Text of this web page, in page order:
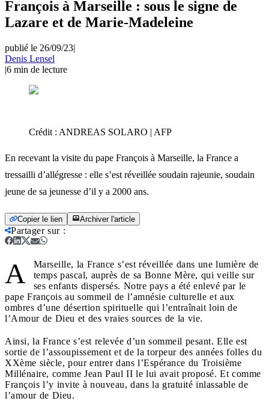
François à Marseille : sous le signe de
Lazare et de Marie-Madeleine
publié le 26/09/23|
Denis Lensel
|6 min de lecture
Crédit : ANDREAS SOLARO | AFP
En recevant la visite du pape François à Marseille, la France a
tressailli d’allégresse : elle s’est réveillée soudain rajeunie, soudain
jeune de sa jeunesse d’il y a 2000 ans.
Copier le lien Archiver l'article
Partager sur:
A
Marseille, la France s’est réveillée dans une lumière de
temps pascal, auprès de sa Bonne Mère, qui veille sur
ses enfants dispersés. Notre pays a été enlevé par le
pape François au sommeil de l’amnésie culturelle et aux
ombres d’une désertion spirituelle qui l’entraînait loin de
l’Amour de Dieu et des vraies sources de la vie.
Ainsi, la France s’est relevée d’un sommeil pesant. Elle est
sortie de l’assoupissement et de la torpeur des années folles du
XXème siècle, pour entrer dans l’Espérance du Troisième
Millénaire, comme Jean Paul II le lui avait proposé. Et comme
François l’y invite à nouveau, dans la gratuité inlassable de
l’amour de Dieu.